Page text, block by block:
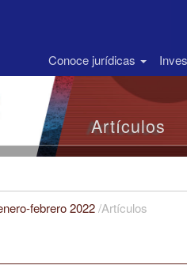
Conoce jurídicas
Artículos
febrero 2022/Artículos